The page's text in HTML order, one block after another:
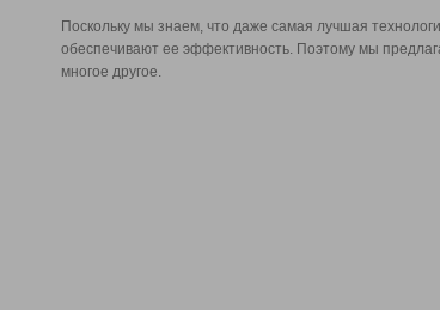
Поскольку мы знаем, что даже самая лучшая
обеспечивают ее эффективность. Поэтому мы
многое другое.